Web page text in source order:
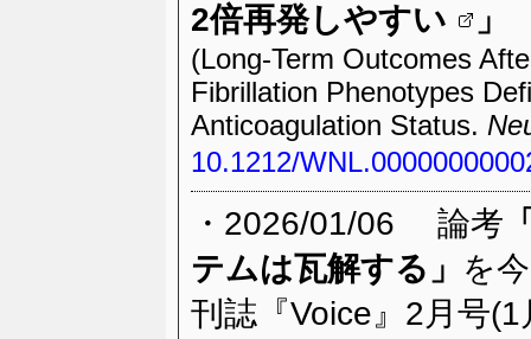
2倍再発しやすい
」
(Long-Term Outcomes
Fibrillation Phenotypes
Anticoagulation Status.
10.1212/
・2026/01/06 論考
テムは瓦解する」 を
刊誌『Voice』2月号